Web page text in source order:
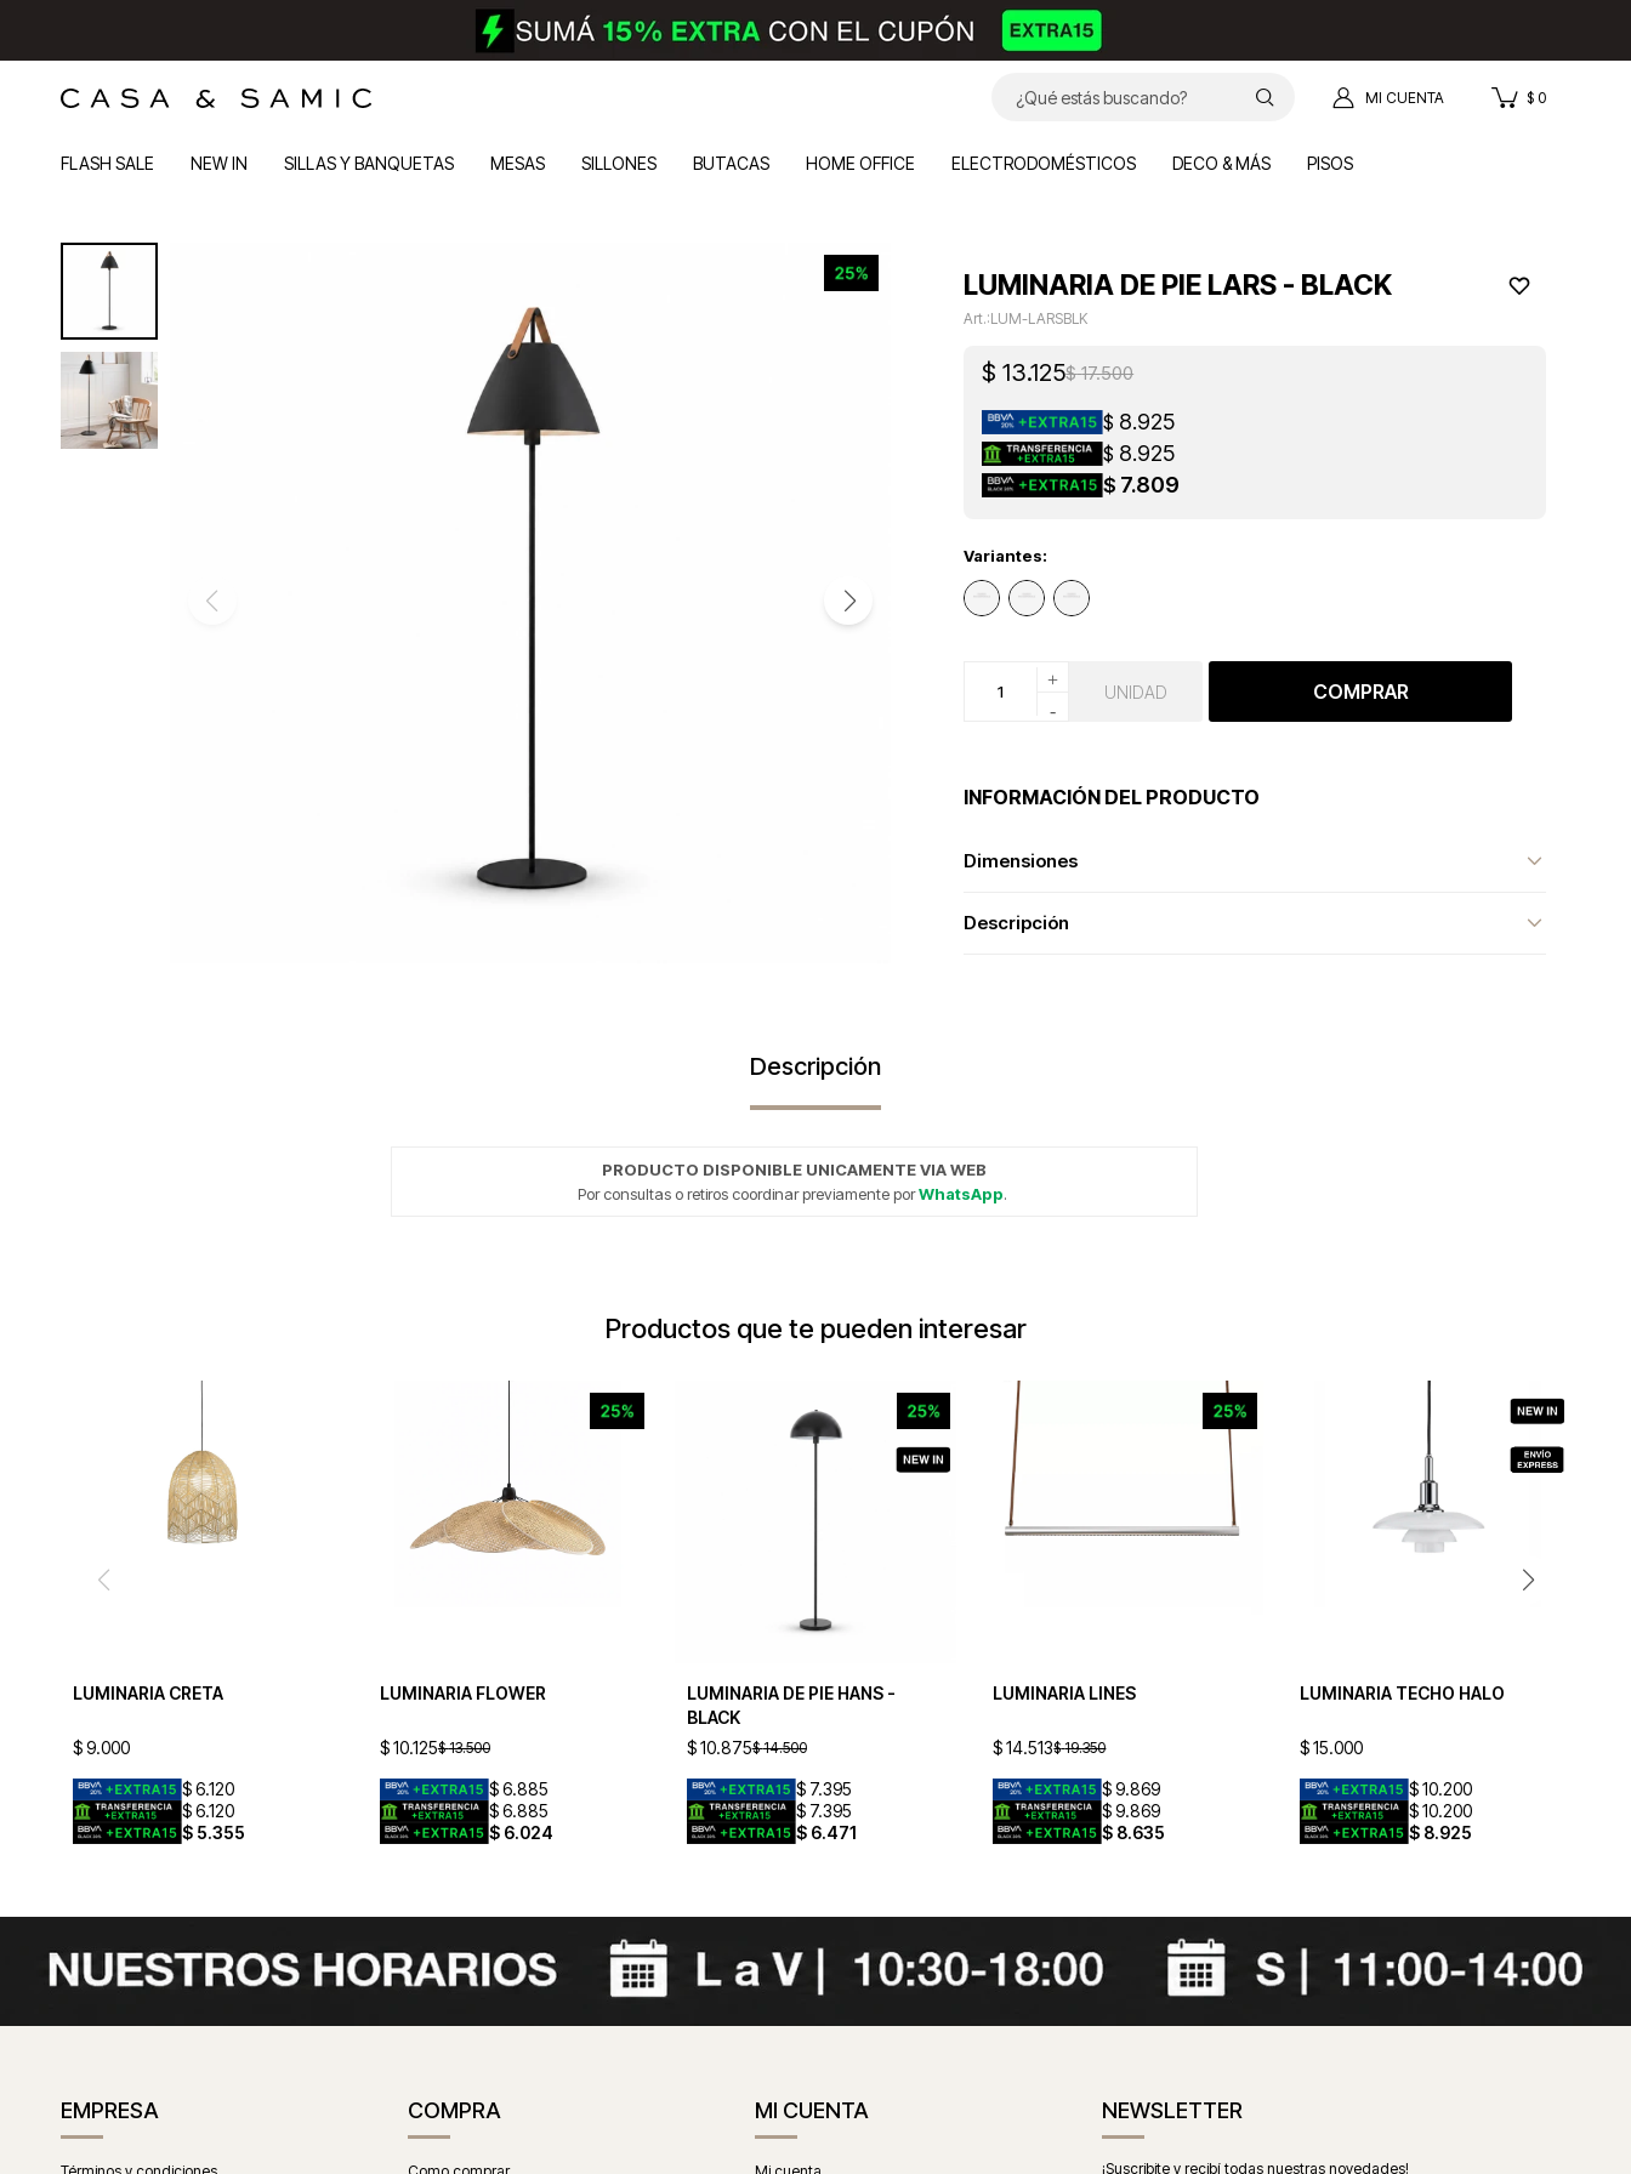
FLASH SALE NEW IN SILLAS Y BANQUETAS MESAS SILLONES BUTACAS HOME OFFICE ELECTRODOMÉSTICOS DECO & MÁS PISOS
$ 0
LUMINARIA DE PIE LARS - BLACK
LUM-LARSBLK
$ 13.125$ 17.500
$ 8.925
$ 8.925
$ 7.809
Variantes:
+
-
UNIDAD COMPRAR
INFORMACIÓN DEL PRODUCTO
Dimensiones
Descripción
Descripción
PRODUCTO DISPONIBLE UNICAMENTE VIA WEB
Por consultas o retiros coordinar previamente porWhatsApp.
Productos que te pueden interesar
LUMINARIA CRETA
$9.000
$6.120
$6.120
$ 5.355
LUMINARIA FLOWER
$10.125$ 13.500
$6.885
$6.885
$ 6.024
LUMINARIA DE PIE HANS -
BLACK
$ 10.875$ 14.500
$ 7.395
$ 7.395
$ 6.471
LUMINARIA LINES
$14.513$ 19.350
$9.869
$9.869
$ 8.635
LUMINARIA TECHO HALO
$15.000
$10.200
$10.200
$ 8.925
EMPRESA COMPRA MI CUENTA NEWSLETTER
¡Suscribite y recibí todas nuestras novedades!